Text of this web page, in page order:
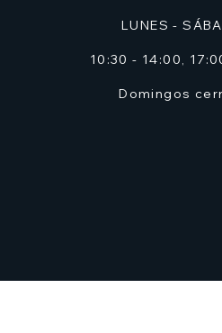
LUNES -
10:30 - 14:00,
Domingos